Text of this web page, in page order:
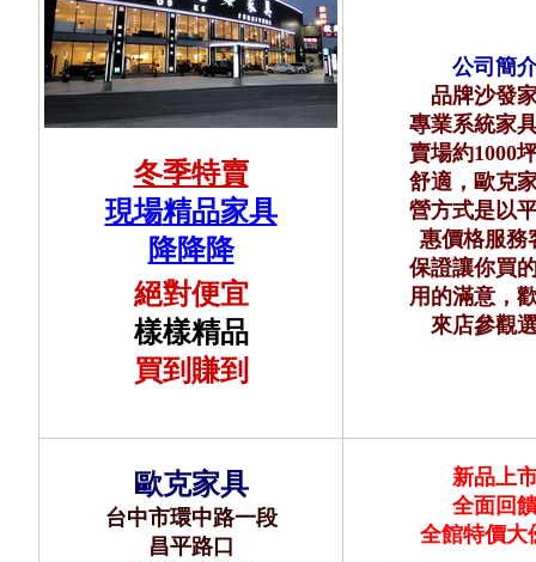
冬季特賣
現場精品家具
降降降
絕對便宜
樣樣精品
買到賺到
公司簡
品牌沙發
專業系統家
賣場約1000
舒適，歐克
營方式是以
惠價格服務
保證讓你買
用的滿意，
來店參觀
歐克家具
台中市環中路一段
昌平路口
新品上
全面回
全館特價大